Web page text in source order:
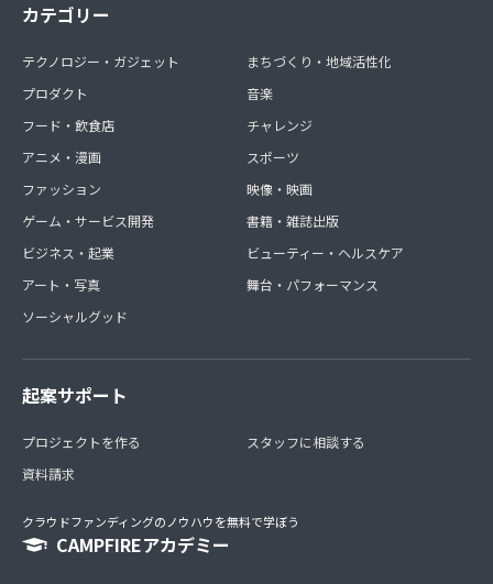
カテゴリー
テクノロジー・ガジェット
プロダクト
フード・飲食店
アニメ・漫画
ファッション
ゲーム・サービス開発
ビジネス・起業
アート・写真
ソーシャルグッド
まちづくり・地域活性化
音楽
チャレンジ
スポーツ
映像・映画
書籍・雑誌出版
ビューティー・ヘルスケア
舞台・パフォーマンス
起案サポート
プロジェクトを作る
資料請求
スタッフに相談する
クラウドファンディングのノウハウを無料で学ぼう
CAMPFIREアカデミー